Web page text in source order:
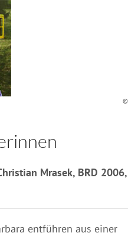
©
Mrasek, BRD 2006,
entführen aus einer